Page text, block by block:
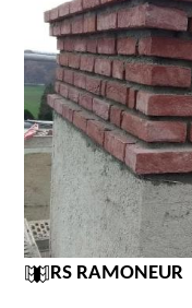
RS RAMONEUR